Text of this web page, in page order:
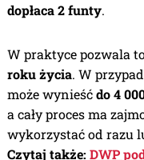
dopłaca 2 funty.
W praktyce pozwala
roku życia. W
może wynieśćdo 4
a cały proces ma
wykorzystać od razu
Czytaj także: DWP